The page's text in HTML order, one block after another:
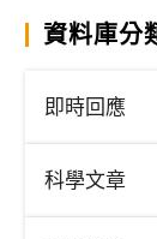
資料庫分
即時回應
科學文章